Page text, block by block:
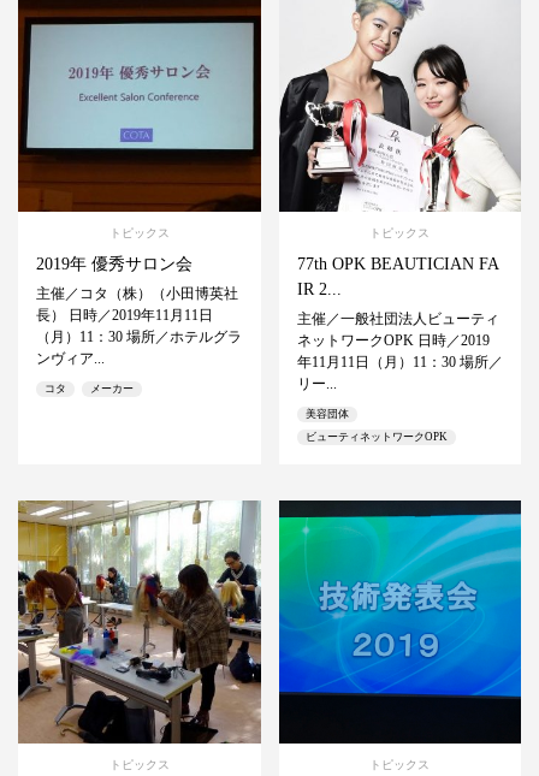
トピックス
2019年 優秀サロン会
主催／コタ（株）（小田博英社
長） 日時／2019年11月11日
（月）11：30 場所／ホテルグラ
ンヴィア...
コタ メーカー
トピックス
77th OPK BEAUTICIAN FA
IR 2...
主催／一般社団法人ビューティ
ネットワークOPK 日時／2019
年11月11日（月）11：30 場所／
リー...
美容団体
ビューティネットワークOPK
トピックス トピックス